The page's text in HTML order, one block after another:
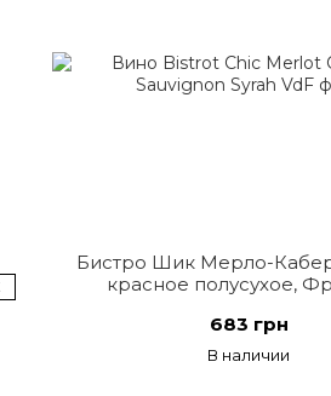
Бистро Шик Мерло-
красное полусухое,
683 грн
В наличии